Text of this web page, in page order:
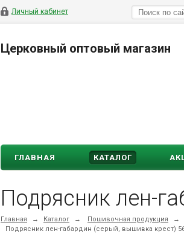
Личный кабинет
Церковный оптовый магазин
ГЛАВНАЯ КАТАЛОГ
Подрясник лен-
Главная → Каталог → Пошивочная продукция →
Подрясник лен-габардин (серый, вышивка крест)